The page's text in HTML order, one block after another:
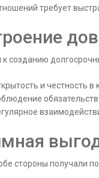
требует
созданию
и честность в
обязательств
стороны получали